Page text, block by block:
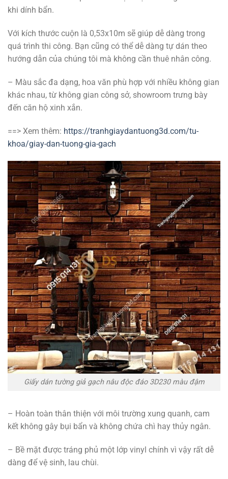
khi dính bẩn.
Với kích thước cuộn là 0,53x10m sẽ giúp dễ dàng trong
quá trình thi công. Bạn cũng có thể dễ dàng tự dán theo
hướng dẫn của chúng tôi mà không cần thuê nhân công.
– Màu sắc đa dạng, hoa văn phù hợp với nhiều không gian
khác nhau, từ không gian công sở, showroom trưng bày
đến căn hộ xinh xắn.
==> Xem thêm: https://tranhgiaydantuong3d.com/tu-
khoa/giay-dan-tuong-gia-gach
Giấy dán tường giả gạch nâu độc đáo 3D230 màu đậm
– Hoàn toàn thân thiện với môi trường xung quanh, cam
kết không gây bụi bẩn và không chứa chì hay thủy ngân.
– Bề mặt được tráng phủ một lớp vinyl chính vì vậy rất dễ
dàng để vệ sinh, lau chùi.